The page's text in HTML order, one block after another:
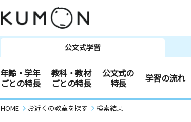
公文式学習
年齢・学年
ごとの特長
教科・教材
ごとの特長
公文式の
特長
学習の流れ
HOME お近くの教室を探す 検索結果